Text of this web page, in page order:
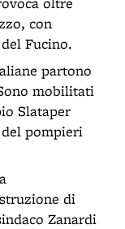
con
Fucino.
partono
mobilitati
Slataper
del pompieri
di
Zanardi